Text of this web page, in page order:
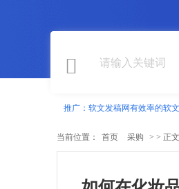
推广：软文发稿网有效率的软
当前位置： 首页 采购 > > 正文